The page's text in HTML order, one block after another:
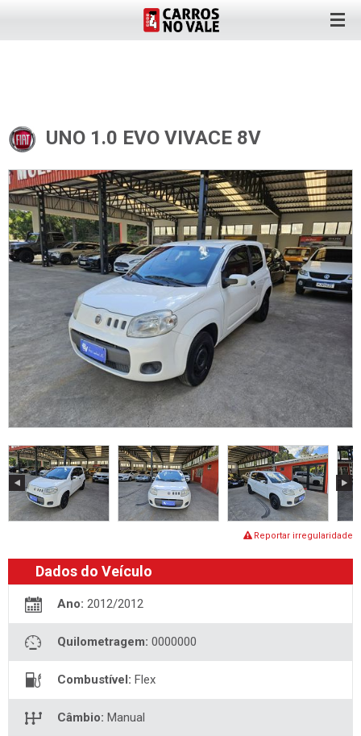
UNO 1.0 EVO VIVACE 8V
Reportar irregularidade
Dados do Veículo
Ano: 2012/2012
Quilometragem: 0000000
Combustível: Flex
Câmbio: Manual